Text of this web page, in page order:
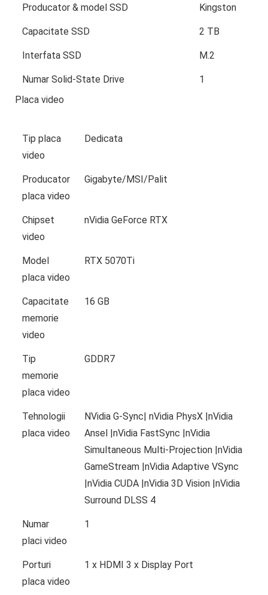
Producator & model SSD Kingston
Capacitate SSD 2 TB
Interfata SSD M.2
Numar Solid-State Drive
1
Placa video
Tip placa
video
Dedicata
Producator
placa video
Gigabyte/MSI/Palit
Chipset
video
nVidia GeForce RTX
Model
placa video
RTX 5070Ti
Capacitate
memorie
video
16 GB
Tip
memorie
placa video
GDDR7
Tehnologii
placa video
NVidia G-Sync| nVidia PhysX |nVidia
Ansel |nVidia FastSync |nVidia
Simultaneous Multi-Projection |nVidia
GameStream |nVidia Adaptive VSync
|nVidia CUDA |nVidia 3D Vision |nVidia
Surround DLSS 4
Numar
placi video
1
Porturi
placa video
1 x HDMI 3 x Display Port